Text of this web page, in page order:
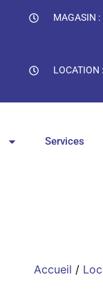
MAGASIN :
LOCATION :
Services
Accueil /